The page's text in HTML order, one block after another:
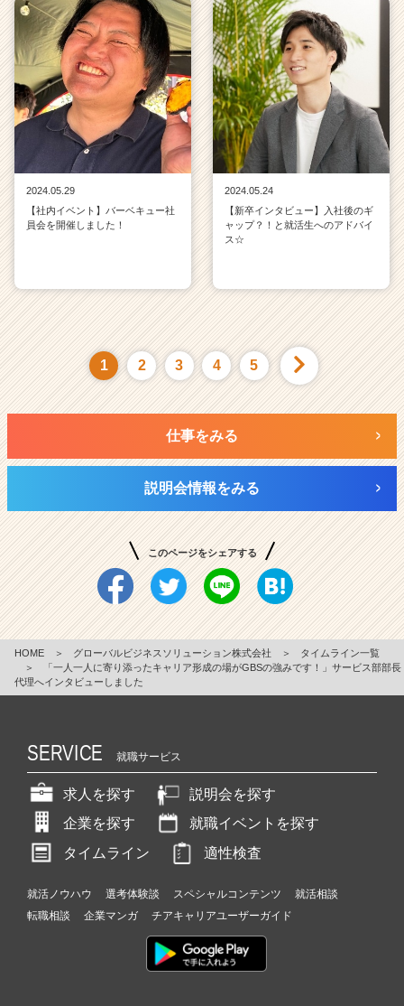
2024.05.29
【社内イベント】バーベキュー社
員会を開催しました！
2024.05.24
【新卒インタビュー】入社後のギ
ャップ？！と就活生へのアドバイ
ス☆
1 2 3 4 5
仕事をみる
説明会情報をみる
このページをシェアする
HOME ＞ グローバルビジネスソリューション株式会社 ＞
タイムライン一覧
＞
「一人一人に寄り添ったキャリア形成の場がGBSの強みです！」サービス部部長
代理へインタビューしました
SERVICE 就職サービス
求人を探す
説明会を探す
企業を探す
就職イベントを探す
タイムライン
適性検査
就活ノウハウ 選考体験談 スペシャルコンテンツ
就活相談
転職相談
企業マンガ チアキャリアユーザーガイド